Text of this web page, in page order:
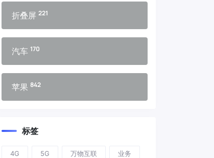
折叠屏 221
汽车 170
苹果 842
标签
4G 5G 万物互联 业务